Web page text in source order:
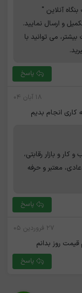
آنلاین "
و ارسال نمایید.‌
می توانید با
پاسخ
۱۸ آبان ۰۴
انجام بدیم
و بازار رقابتی،
معتبر و حرفه
پاسخ
۲۷ فروردین ۰۵
روز بدانم
پاسخ